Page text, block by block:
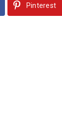
Pinterest